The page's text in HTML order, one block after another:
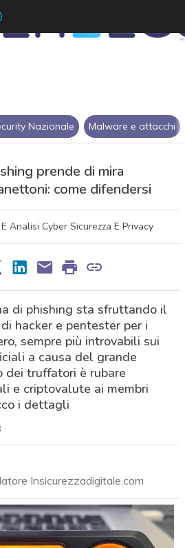
Nazionale Malware e attacchi
prende di mira
come difendersi
Analisi Cyber Sicurezza E Privacy
di phishing sta sfruttando il
hacker e pentester per i
sempre più introvabili sui
a causa del grande
dei truffatori è rubare
e criptovalute ai membri
i dettagli
Insicurezzadigitale.com